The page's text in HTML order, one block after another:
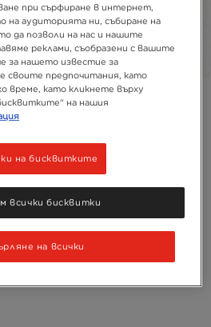
при сърфиране в интернет,
на аудиторията ни, събиране на
да позволи на нас и нашите
реклами, съобразени с вашите
за нашето известие за
своите предпочитания, като
време, като кликнете върху
на нашия
на бисквитките
на всички
всички бисквитки